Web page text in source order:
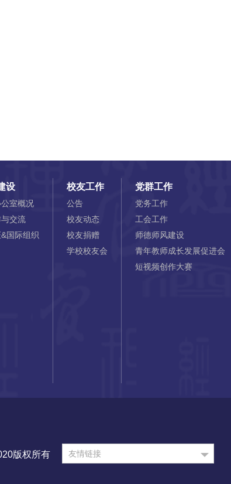
设
室概况
交流
国际组织
校友工作
公告
校友动态
校友捐赠
学校校友会
党群工作
党务工作
工会工作
师德师风建设
青年教师成长发展促进会
短视频创作大赛
版权所有 友情链接